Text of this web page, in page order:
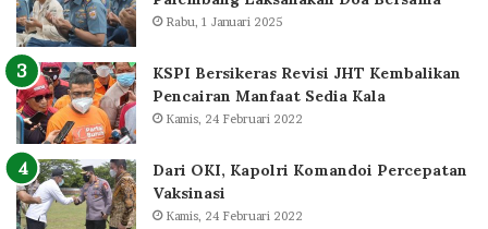
Rabu, 1 Januari 2025
KSPI Bersikeras Revisi JHT Kembalikan
Pencairan Manfaat Sedia Kala
Kamis, 24 Februari 2022
Dari OKI, Kapolri Komandoi Percepatan
Vaksinasi
Kamis, 24 Februari 2022